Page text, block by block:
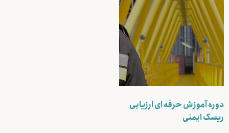
دوره آموزش حرفه ای ارزیابی
ریسک ایمنی